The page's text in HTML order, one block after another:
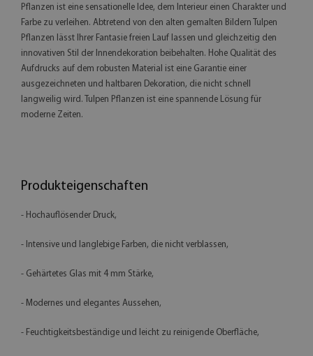
Pflanzen ist eine sensationelle Idee, dem Interieur einen Charakter und
Farbe zu verleihen. Abtretend von den alten gemalten Bildern Tulpen
Pflanzen lässt Ihrer Fantasie freien Lauf lassen und gleichzeitig den
innovativen Stil der Innendekoration beibehalten. Hohe Qualität des
Aufdrucks auf dem robusten Material ist eine Garantie einer
ausgezeichneten und haltbaren Dekoration, die nicht schnell
langweilig wird. Tulpen Pflanzen ist eine spannende Lösung für
moderne Zeiten.
Produkteigenschaften
- Hochauflösender Druck,
- Intensive und langlebige Farben, die nicht verblassen,
- Gehärtetes Glas mit 4 mm Stärke,
- Modernes und elegantes Aussehen,
- Feuchtigkeitsbeständige und leicht zu reinigende Oberfläche,